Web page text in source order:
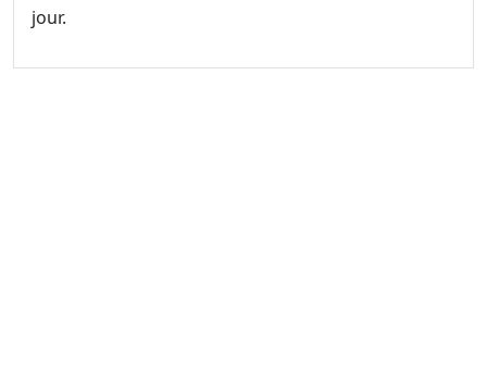
jour.